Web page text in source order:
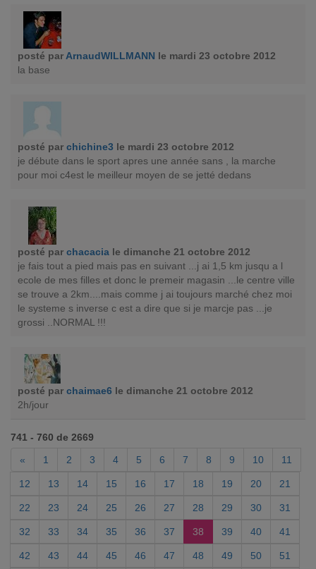
posté par ArnaudWILLMANN le mardi 23 octobre 2012
la base
posté par chichine3 le mardi 23 octobre 2012
je débute dans le sport apres une année sans , la marche
pour moi c4est le meilleur moyen de se jetté dedans
posté par chacacia le dimanche 21 octobre 2012
je fais tout a pied mais pas en suivant ...j ai 1,5 km jusqu a l
ecole de mes filles et donc le premeir magasin ...le centre ville
se trouve a 2km....mais comme j ai toujours marché chez moi
le systeme s inverse c est a dire que si je marcje pas ...je
grossi ..NORMAL !!!
posté par chaimae6 le dimanche 21 octobre 2012
2h/jour
741 - 760 de 2669
«
1 2 3 4 5 6 7 8 9 10 11
12 13 14 15 16 17 18 19 20 21
22 23 24 25 26 27 28 29 30 31
32 33 34 35 36 37 38 39 40 41
42 43 44 45 46 47 48 49 50 51